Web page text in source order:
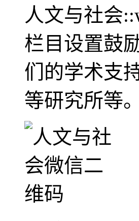
人文与社会
栏目设置鼓
们的学术支
等研究所等。